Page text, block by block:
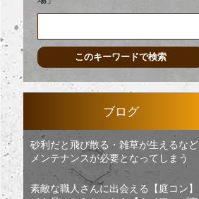
ブログ
砂利だと飛び散る・雑草が生えるなど
メンテナンスが必要となってしまう
素敵な職人さんに出会える【庭コン】